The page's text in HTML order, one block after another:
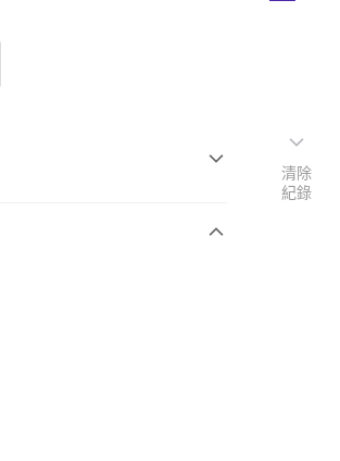
清除
紀錄